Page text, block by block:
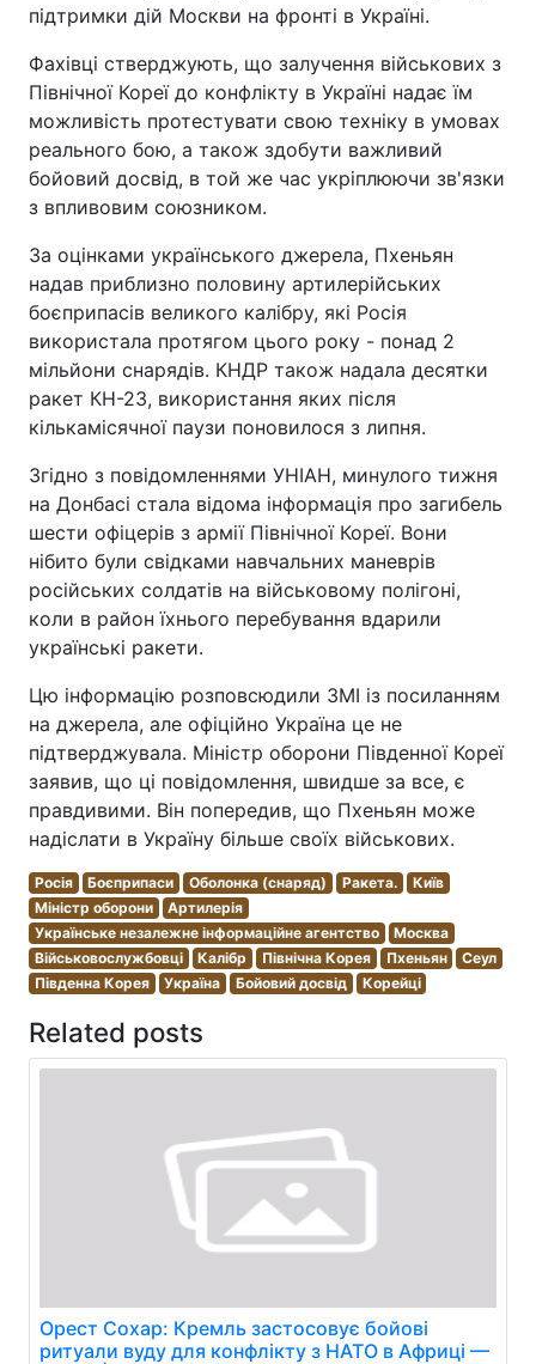
підтримки дій Москви на фронті в Україні.
Фахівці стверджують, що залучення військових з
Північної Кореї до конфлікту в Україні надає їм
можливість протестувати свою техніку в умовах
реального бою, а також здобути важливий
бойовий досвід, в той же час укріплюючи зв'язки
з впливовим союзником.
За оцінками українського джерела, Пхеньян
надав приблизно половину артилерійських
боєприпасів великого калібру, які Росія
використала протягом цього року - понад 2
мільйони снарядів. КНДР також надала десятки
ракет КН-23, використання яких після
кількамісячної паузи поновилося з липня.
Згідно з повідомленнями УНІАН, минулого тижня
на Донбасі стала відома інформація про загибель
шести офіцерів з армії Північної Кореї. Вони
нібито були свідками навчальних маневрів
російських солдатів на військовому полігоні,
коли в район їхнього перебування вдарили
українські ракети.
Цю інформацію розповсюдили ЗМІ із посиланням
на джерела, але офіційно Україна це не
підтверджувала. Міністр оборони Південної Кореї
заявив, що ці повідомлення, швидше за все, є
правдивими. Він попередив, що Пхеньян може
надіслати в Україну більше своїх військових.
Росія Боєприпаси Оболонка (снаряд) Ракета.
Київ
Міністр оборони
Артилерія
Українське незалежне інформаційне агентство
Москва
Військовослужбовці
Калібр Північна Корея Пхеньян
Сеул
Південна Корея
Україна Бойовий досвід Корейці
Related posts
Орест Сохар: Кремль застосовує бойові
ритуали вуду для конфлікту з НАТО в Африці —